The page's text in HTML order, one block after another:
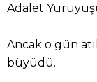
Adalet
Ancak o gün
büyüdü.